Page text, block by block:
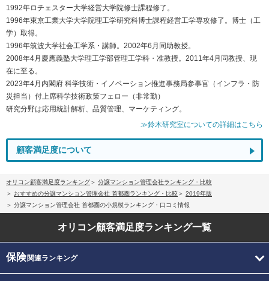
1992年ロチェスター大学経営大学院修士課程修了。
1996年東京工業大学大学院理工学研究科博士課程経営工学専攻修了。博士（工
学）取得。
1996年筑波大学社会工学系・講師。2002年6月同助教授。
2008年4月慶應義塾大学理工学部管理工学科・准教授。2011年4月同教授、現
在に至る。
2023年4月内閣府 科学技術・イノベーション推進事務局参事官（インフラ・防
災担当）付上席科学技術政策フェロー（非常勤）
研究分野は応用統計解析、品質管理、マーケティング。
≫鈴木研究室についての詳細はこちら
顧客満足度について
オリコン顧客満足度ランキング
分譲マンション管理会社ランキング・比較
おすすめの分譲マンション管理会社 首都圏ランキング・比較
2019年版
分譲マンション管理会社 首都圏の小規模ランキング・口コミ情報
オリコン顧客満足度ランキング一覧
保険関連ランキング